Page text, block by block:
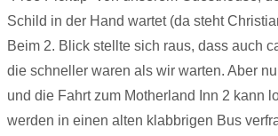
Schild in der Hand wartet (da steht
Beim 2. Blick stellte sich raus, dass auch
die schneller waren als wir warten. Aber
und die Fahrt zum Motherland Inn 2 kann
werden in einen alten klabbrigen Bus